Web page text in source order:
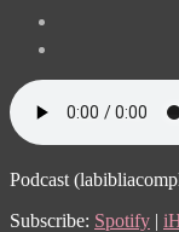
Podcast
Subscribe: Spotify |